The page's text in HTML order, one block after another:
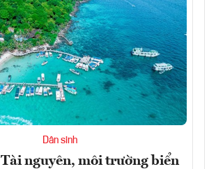
Dân sinh
nguyên, môi trường biển